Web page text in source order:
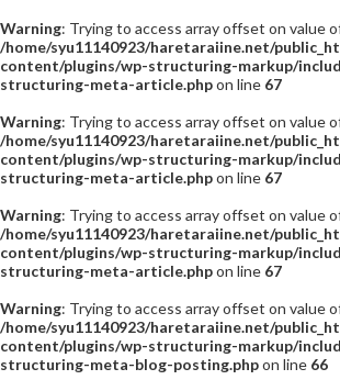
Warning: Trying to access array offset on value
/home/syu11140923/haretaraiine.net/
content/plugins/wp-structuring-markup/
structuring-meta-article.phpon line 67
Warning: Trying to access array offset on value
/home/syu11140923/haretaraiine.net/
content/plugins/wp-structuring-markup/
structuring-meta-article.phpon line 67
Warning: Trying to access array offset on value
/home/syu11140923/haretaraiine.net/
content/plugins/wp-structuring-markup/
structuring-meta-article.phpon line 67
Warning: Trying to access array offset on value
/home/syu11140923/haretaraiine.net/
content/plugins/wp-structuring-markup/
structuring-meta-blog-posting.phpon line 66